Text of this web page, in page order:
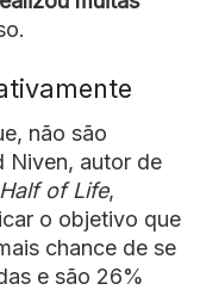
não são
Niven, autor de
of Life,
o objetivo que
chance de se
e são 26%